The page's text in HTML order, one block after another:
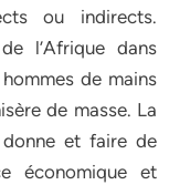
ou indirects.
l’Afrique dans
de mains
de masse. La
et faire de
économique et